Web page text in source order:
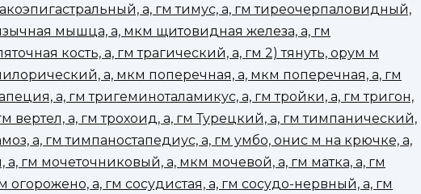
а, гм тимус, а, гм тиреочерпаловидный,
мышца, а, мкм щитовидная железа, а, гм
кость, а, гм трагический, а, гм 2) тянуть, орум м
а, мкм поперечная, а, мкм поперечная, а, гм
а, гм тригеминоталамикус, а, гм тройки, а, гм тригон,
вертел, а, гм трохоид, а, гм Турецкий, а, гм тимпанический,
а, гм тимпаностапедиус, а, гм умбо, онис м на крючке, а,
гм мочеточниковый, а, мкм мочевой, а, гм матка, а, гм
а, гм сосудистая, а, гм сосудо-нервный, а, гм